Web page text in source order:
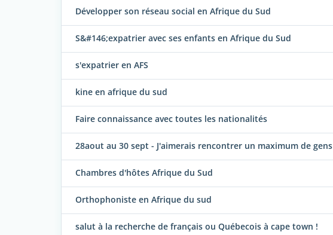
Développer son réseau social en Afrique du Sud
S&#146;expatrier avec ses enfants en Afrique du Sud
s'expatrier en AFS
kine en afrique du sud
Faire connaissance avec toutes les nationalités
28aout au 30 sept - J'aimerais rencontrer un maximum de gens
Chambres d'hôtes Afrique du Sud
Orthophoniste en Afrique du sud
salut à la recherche de français ou Québecois à cape town !